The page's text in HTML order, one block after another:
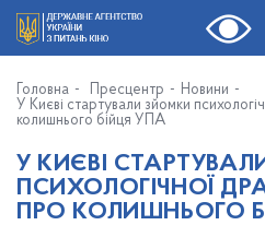
Головна Пресцентр
Новини
У Києві стартували зйомки
колишнього бійця УПА
У КИЄВІ
ПСИХОЛОГІЧНОЇ
ПРО КОЛИШНЬОГО